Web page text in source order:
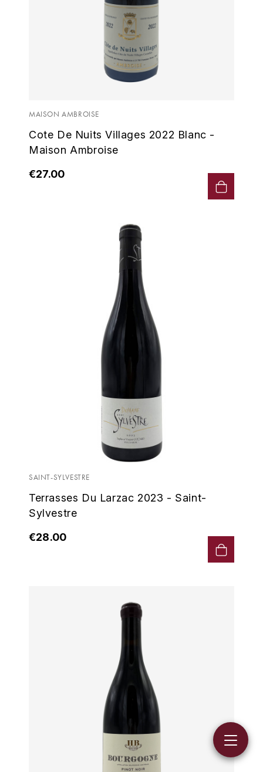
MAISON AMBROISE
Cote De Nuits Villages 2022 Blanc -
Maison Ambroise
€27.00
SAINT-SYLVESTRE
Terrasses Du Larzac 2023 - Saint-
Sylvestre
€28.00